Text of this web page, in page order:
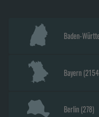
Baden-
Bayern(2154
Berlin(278)